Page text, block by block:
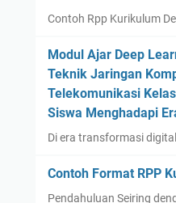
Contoh Rpp Kurikulum
Modul Ajar Deep
Teknik Jaringan
Telekomunikasi
Siswa Menghadapi
Di era transformasi
Contoh Format RPP
Pendahuluan Seiring